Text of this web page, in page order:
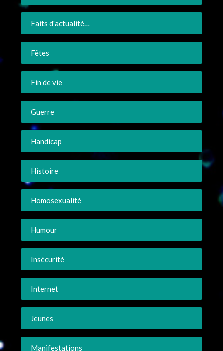
Faits d'actualité…
Fêtes
Fin de vie
Guerre
Handicap
Histoire
Homosexualité
Humour
Insécurité
Internet
Jeunes
Manifestations